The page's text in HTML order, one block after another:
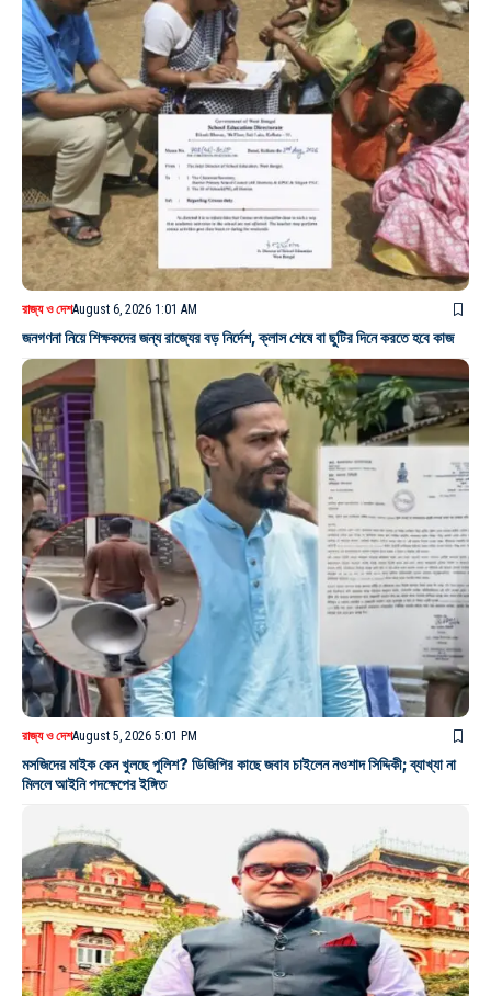
রাজ্য ও দেশAugust 6, 2026 1:01 AM
জনগণনা নিয়ে শিক্ষকদের জন্য রাজ্যের বড় নির্দেশ, ক্লাস শেষে বা ছুটির দিনে করতে হবে কাজ
রাজ্য ও দেশAugust 5, 2026 5:01 PM
মসজিদের মাইক কেন খুলছে পুলিশ? ডিজিপির কাছে জবাব চাইলেন নওশাদ সিদ্দিকী; ব্যাখ্যা না
মিললে আইনি পদক্ষেপের ইঙ্গিত